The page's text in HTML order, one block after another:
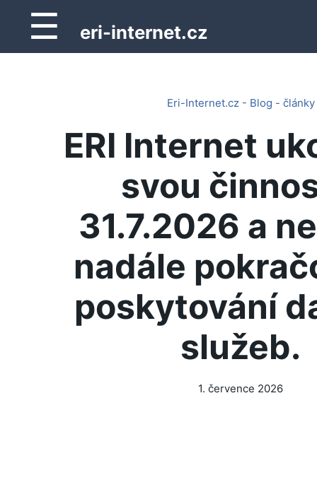
☰ eri-internet.cz
Eri-Internet.cz - Blog - články
ERI Internet
svou
31.7.2026 a
nadále
poskytování
služeb.
1. července 2026